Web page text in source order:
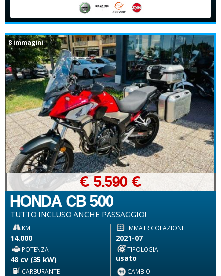
8 immagini
HONDA CB 500
TUTTO INCLUSO ANCHE PASSAGGIO!
€ 5.590 €
KM
14.000
IMMATRICOLAZIONE
2021-07
POTENZA
48 cv (35 kW)
TIPOLOGIA
usato
CARBURANTE CAMBIO